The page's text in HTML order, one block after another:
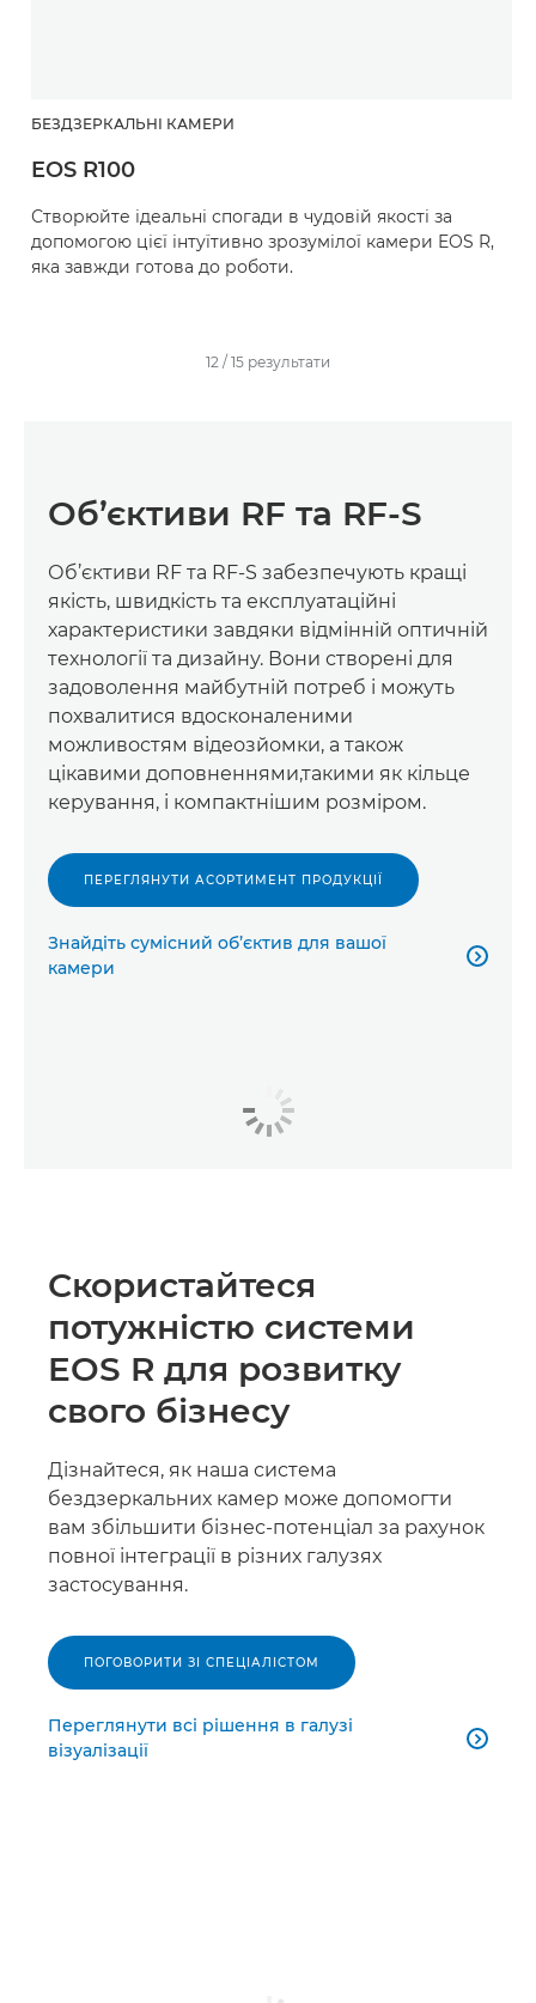
БЕЗДЗЕРКАЛЬНІ КАМЕРИ
EOS R100
Створюйте ідеальні спогади в чудовій якості за
допомогою цієї інтуїтивно зрозумілої камери EOS R,
яка завжди готова до роботи.
12 / 15 результати
Об’єктиви RF та RF-S
Об’єктиви RF та RF-S забезпечують кращі
якість, швидкість та експлуатаційні
характеристики завдяки відмінній оптичній
технології та дизайну. Вони створені для
задоволення майбутній потреб і можуть
похвалитися вдосконаленими
можливостям відеозйомки, а також
цікавими доповненнями,такими як кільце
керування, і компактнішим розміром.
ПЕРЕГЛЯНУТИ АСОРТИМЕНТ ПРОДУКЦІЇ
Знайдіть сумісний об’єктив для вашої
камери

Скористайтеся
потужністю системи
EOS R для розвитку
свого бізнесу
Дізнайтеся, як наша система
бездзеркальних камер може допомогти
вам збільшити бізнес-потенціал за рахунок
повної інтеграції в різних галузях
застосування.
ПОГОВОРИТИ ЗІ СПЕЦІАЛІСТОМ
Переглянути всі рішення в галузі
візуалізації
